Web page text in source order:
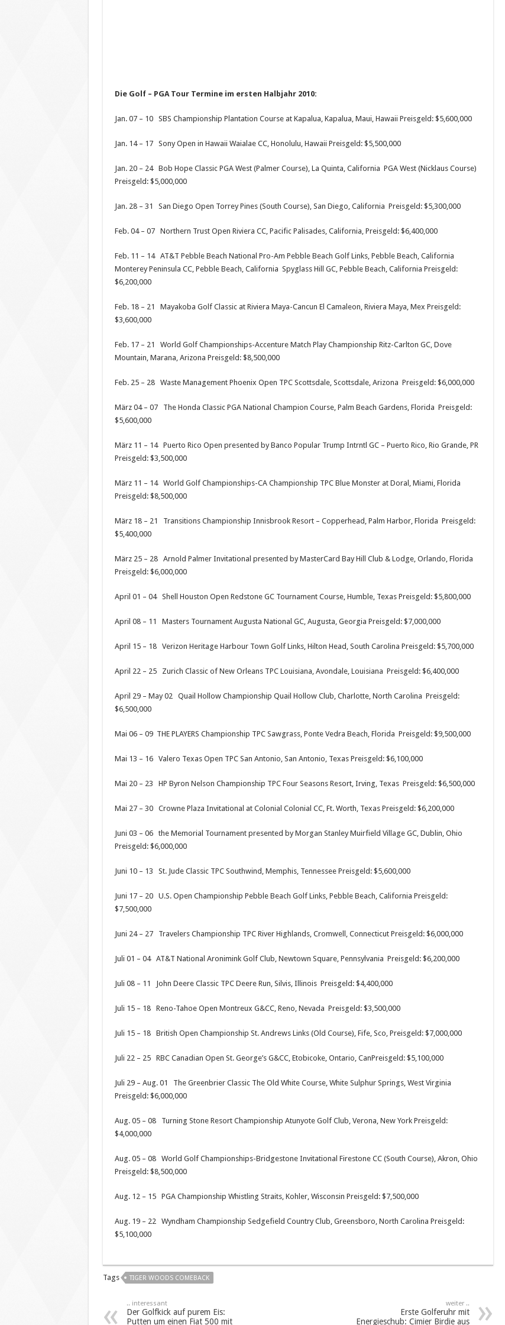
Die Golf – PGA Tour Termine im ersten Halbjahr 2010:
Jan. 07 – 10 SBS Championship Plantation Course at Kapalua, Kapalua, Maui, Hawaii Preisgeld: $5,600,000
Jan. 14 – 17 Sony Open in Hawaii Waialae CC, Honolulu, Hawaii Preisgeld: $5,500,000
Jan. 20 – 24 Bob Hope Classic PGA West (Palmer Course), La Quinta, California PGA West (Nicklaus Course)
Preisgeld: $5,000,000
Jan. 28 – 31 San Diego Open Torrey Pines (South Course), San Diego, California Preisgeld: $5,300,000
Feb. 04 – 07 Northern Trust Open Riviera CC, Pacific Palisades, California, Preisgeld: $6,400,000
Feb. 11 – 14 AT&T Pebble Beach National Pro-Am Pebble Beach Golf Links, Pebble Beach, California
Monterey Peninsula CC, Pebble Beach, California Spyglass Hill GC, Pebble Beach, California Preisgeld:
$6,200,000
Feb. 18 – 21 Mayakoba Golf Classic at Riviera Maya-Cancun El Camaleon, Riviera Maya, Mex Preisgeld:
$3,600,000
Feb. 17 – 21 World Golf Championships-Accenture Match Play Championship Ritz-Carlton GC, Dove
Mountain, Marana, Arizona Preisgeld: $8,500,000
Feb. 25 – 28 Waste Management Phoenix Open TPC Scottsdale, Scottsdale, Arizona Preisgeld: $6,000,000
März 04 – 07 The Honda Classic PGA National Champion Course, Palm Beach Gardens, Florida Preisgeld:
$5,600,000
März 11 – 14 Puerto Rico Open presented by Banco Popular Trump Intrntl GC – Puerto Rico, Rio Grande, PR
Preisgeld: $3,500,000
März 11 – 14 World Golf Championships-CA Championship TPC Blue Monster at Doral, Miami, Florida
Preisgeld: $8,500,000
März 18 – 21 Transitions Championship Innisbrook Resort – Copperhead, Palm Harbor, Florida Preisgeld:
$5,400,000
März 25 – 28 Arnold Palmer Invitational presented by MasterCard Bay Hill Club & Lodge, Orlando, Florida
Preisgeld: $6,000,000
April 01 – 04 Shell Houston Open Redstone GC Tournament Course, Humble, Texas Preisgeld: $5,800,000
April 08 – 11 Masters Tournament Augusta National GC, Augusta, Georgia Preisgeld: $7,000,000
April 15 – 18 Verizon Heritage Harbour Town Golf Links, Hilton Head, South Carolina Preisgeld: $5,700,000
April 22 – 25 Zurich Classic of New Orleans TPC Louisiana, Avondale, Louisiana Preisgeld: $6,400,000
April 29 – May 02 Quail Hollow Championship Quail Hollow Club, Charlotte, North Carolina Preisgeld:
$6,500,000
Mai 06 – 09 THE PLAYERS Championship TPC Sawgrass, Ponte Vedra Beach, Florida Preisgeld: $9,500,000
Mai 13 – 16 Valero Texas Open TPC San Antonio, San Antonio, Texas Preisgeld: $6,100,000
Mai 20 – 23 HP Byron Nelson Championship TPC Four Seasons Resort, Irving, Texas Preisgeld: $6,500,000
Mai 27 – 30 Crowne Plaza Invitational at Colonial Colonial CC, Ft. Worth, Texas Preisgeld: $6,200,000
Juni 03 – 06 the Memorial Tournament presented by Morgan Stanley Muirfield Village GC, Dublin, Ohio
Preisgeld: $6,000,000
Juni 10 – 13 St. Jude Classic TPC Southwind, Memphis, Tennessee Preisgeld: $5,600,000
Juni 17 – 20 U.S. Open Championship Pebble Beach Golf Links, Pebble Beach, California Preisgeld:
$7,500,000
Juni 24 – 27 Travelers Championship TPC River Highlands, Cromwell, Connecticut Preisgeld: $6,000,000
Juli 01 – 04 AT&T National Aronimink Golf Club, Newtown Square, Pennsylvania Preisgeld: $6,200,000
Juli 08 – 11 John Deere Classic TPC Deere Run, Silvis, Illinois Preisgeld: $4,400,000
Juli 15 – 18 Reno-Tahoe Open Montreux G&CC, Reno, Nevada Preisgeld: $3,500,000
Juli 15 – 18 British Open Championship St. Andrews Links (Old Course), Fife, Sco, Preisgeld: $7,000,000
Juli 22 – 25 RBC Canadian Open St. George’s G&CC, Etobicoke, Ontario, CanPreisgeld: $5,100,000
Juli 29 – Aug. 01 The Greenbrier Classic The Old White Course, White Sulphur Springs, West Virginia
Preisgeld: $6,000,000
Aug. 05 – 08 Turning Stone Resort Championship Atunyote Golf Club, Verona, New York Preisgeld:
$4,000,000
Aug. 05 – 08 World Golf Championships-Bridgestone Invitational Firestone CC (South Course), Akron, Ohio
Preisgeld: $8,500,000
Aug. 12 – 15 PGA Championship Whistling Straits, Kohler, Wisconsin Preisgeld: $7,500,000
Aug. 19 – 22 Wyndham Championship Sedgefield Country Club, Greensboro, North Carolina Preisgeld:
$5,100,000
Tags TIGER WOODS COMEBACK
.. interessant
Der Golfkick auf purem Eis:
Putten um einen Fiat 500 mit
weiter ..
Erste Golferuhr mit
Energieschub: Cimier Birdie aus